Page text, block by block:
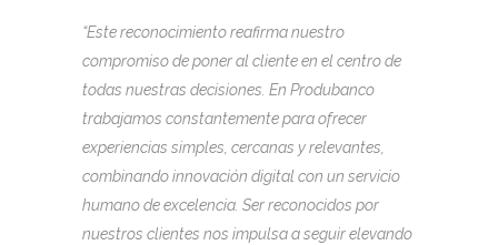
“Este reconocimiento reafirma nuestro
compromiso de poner al cliente en el centro de
todas nuestras decisiones. En Produbanco
trabajamos constantemente para ofrecer
experiencias simples, cercanas y relevantes,
combinando innovación digital con un servicio
humano de excelencia. Ser reconocidos por
nuestros clientes nos impulsa a seguir elevando